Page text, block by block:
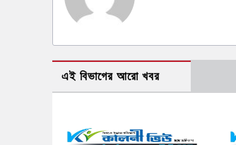
এই বিভাগের আরো খবর